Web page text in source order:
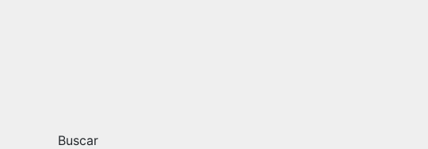
Buscar